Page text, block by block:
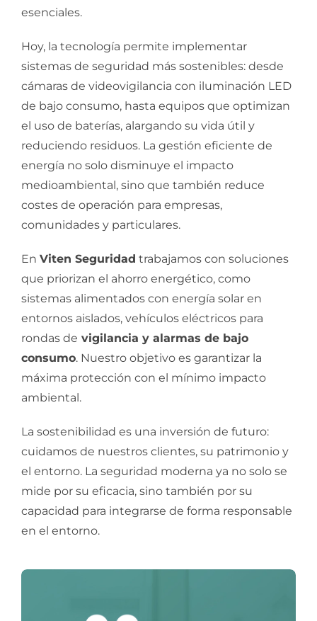
esenciales.
Hoy, la tecnología permite implementar
sistemas de seguridad más sostenibles: desde
cámaras de videovigilancia con iluminación LED
de bajo consumo, hasta equipos que optimizan
el uso de baterías, alargando su vida útil y
reduciendo residuos. La gestión eficiente de
energía no solo disminuye el impacto
medioambiental, sino que también reduce
costes de operación para empresas,
comunidades y particulares.
En Viten Seguridad trabajamos con soluciones
que priorizan el ahorro energético, como
sistemas alimentados con energía solar en
entornos aislados, vehículos eléctricos para
rondas de vigilancia y alarmas de bajo
consumo. Nuestro objetivo es garantizar la
máxima protección con el mínimo impacto
ambiental.
La sostenibilidad es una inversión de futuro:
cuidamos de nuestros clientes, su patrimonio y
el entorno. La seguridad moderna ya no solo se
mide por su eficacia, sino también por su
capacidad para integrarse de forma responsable
en el entorno.